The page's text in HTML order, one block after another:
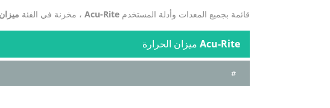
قائمة بجميع المعدات وأدلة المستخدم Acu-Rite ، مخزنة في الفئة
Acu-Rite ميزان الحرارة
#